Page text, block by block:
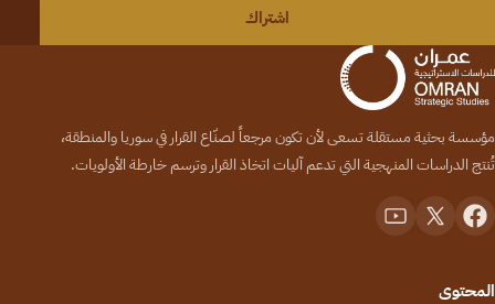
اشتراك
مؤسسة بحثية مستقلة تسعى لأن تكون مرجعاً لصنّاع القرار في سوريا والمنطقة،
تُنتج الدراسات المنهجية التي تدعم آليات اتخاذ القرار وترسم خارطة الأولويات.
المحتوى